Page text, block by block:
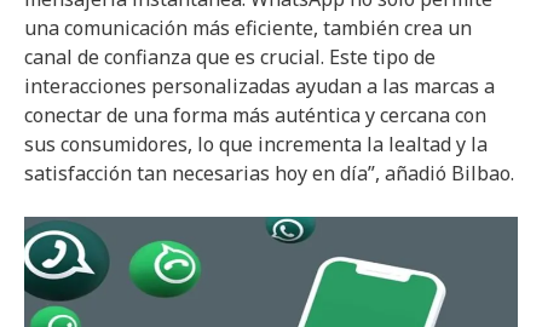
una comunicación más eficiente, también crea un
canal de confianza que es crucial. Este tipo de
interacciones personalizadas ayudan a las marcas a
conectar de una forma más auténtica y cercana con
sus consumidores, lo que incrementa la lealtad y la
satisfacción tan necesarias hoy en día”, añadió Bilbao.